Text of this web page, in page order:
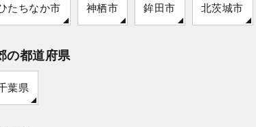
たちなか市 神栖市 鉾田市 北茨城市
の都道府県
葉県